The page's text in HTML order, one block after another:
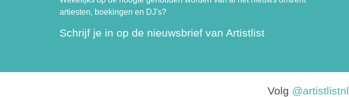
artiesten, boekingen en DJ's?
Schrijf je in op de nieuwsbrief van Artistlist
Volg @artistlistnl